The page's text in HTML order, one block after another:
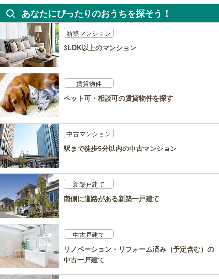
あなたにぴったりのおうちを探そう！
新築マンション
3LDK以上のマンション
賃貸物件
ペット可・相談可の賃貸物件を探す
中古マンション
駅まで徒歩5分以内の中古マンション
新築戸建て
南側に道路がある新築一戸建て
中古戸建て
リノベーション・リフォーム済み（予定含む）の
中古一戸建て